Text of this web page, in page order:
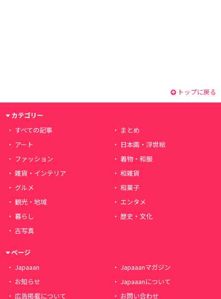
トップに戻る
カテゴリー
すべての記事
まとめ
アート
日本画・浮世絵
ファッション
着物・和服
雑貨・インテリア
和雑貨
グルメ
和菓子
観光・地域
エンタメ
暮らし
歴史・文化
古写真
ページ
Japaaan
Japaaanマガジン
お知らせ
Japaaanについて
広告掲載について
お問い合わせ